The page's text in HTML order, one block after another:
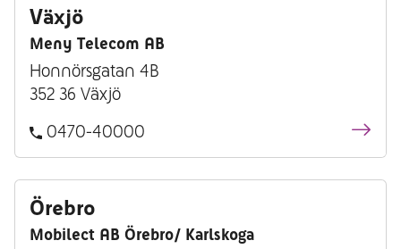
Växjö
Meny Telecom AB
Honnörsgatan 4B
352 36 Växjö
0470-40000
Örebro
Mobilect AB Örebro/ Karlskoga